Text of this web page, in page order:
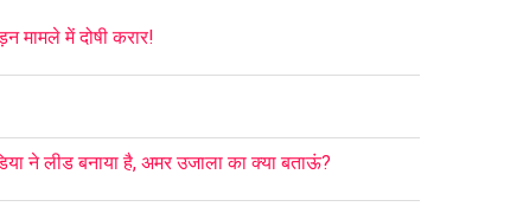
मामले में दोषी करार!
ने लीड बनाया है, अमर उजाला का क्या बताऊं?